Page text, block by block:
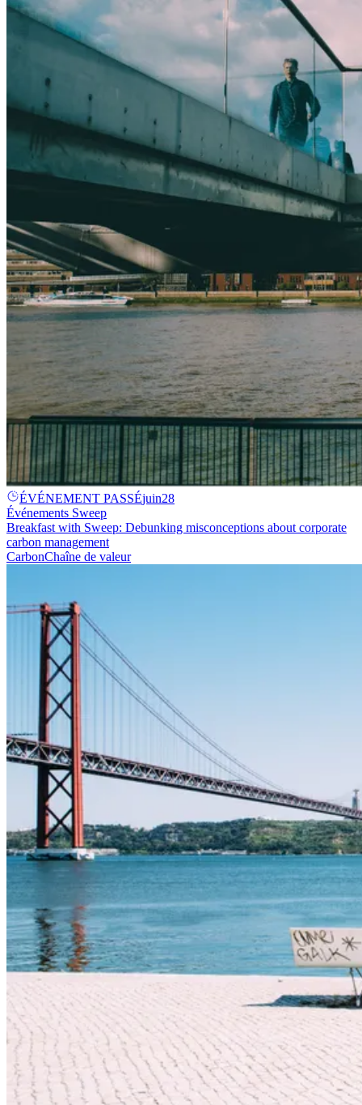
ÉVÉNEMENT PASSÉjuin28
Événements Sweep
Breakfast with Sweep: Debunking misconceptions about corporate
carbon management
CarbonChaîne de valeur